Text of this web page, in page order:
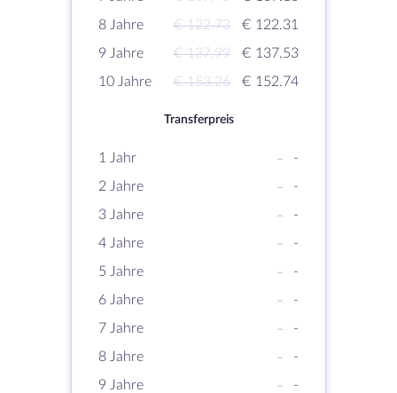
8 Jahre
€ 122.73
€ 122.31
9 Jahre
€ 137.99
€ 137.53
10 Jahre
€ 153.26 € 152.74
Transferpreis
1 Jahr -
-
2 Jahre
-
-
3 Jahre
-
-
4 Jahre
-
-
5 Jahre
-
-
6 Jahre
-
-
7 Jahre
-
-
8 Jahre
-
-
9 Jahre
-
-